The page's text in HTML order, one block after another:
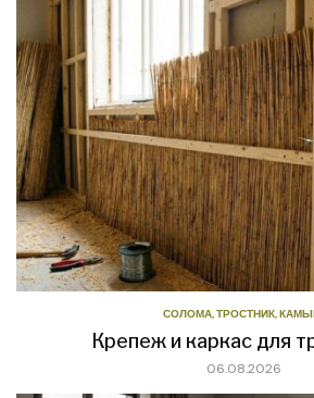
СОЛОМА, ТРОСТНИК,
Крепеж и каркас для
06.08.2026